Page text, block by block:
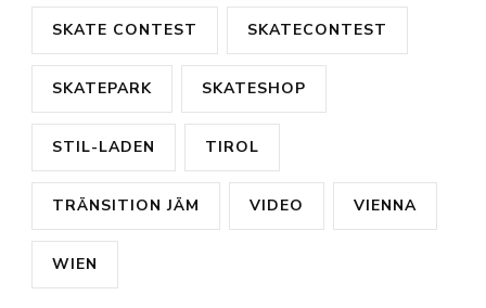
SKATE CONTEST SKATECONTEST
SKATEPARK SKATESHOP
STIL-LADEN TIROL
TRÄNSITION JÄM VIDEO VIENNA
WIEN